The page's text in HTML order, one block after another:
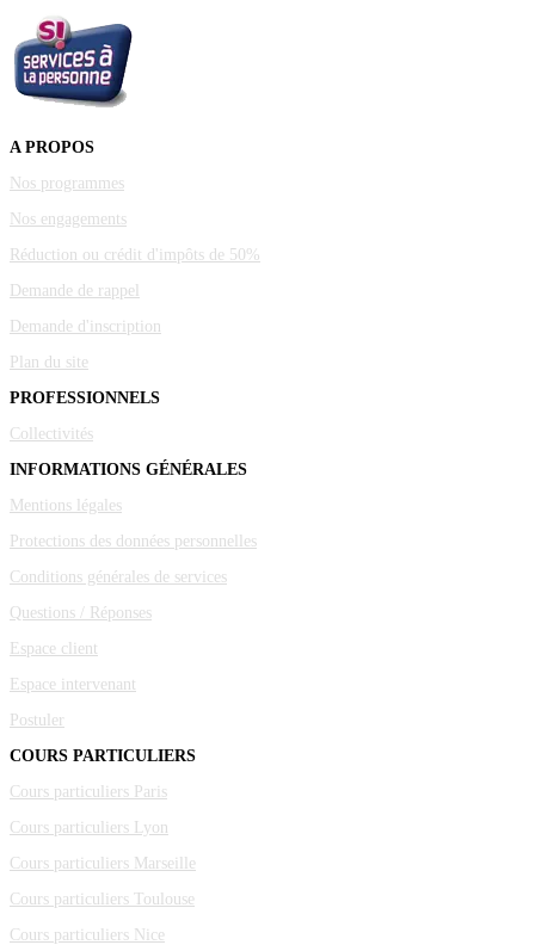
A PROPOS
Nos programmes
Nos engagements
Réduction ou crédit d'impôts de 50%
Demande de rappel
Demande d'inscription
Plan du site
PROFESSIONNELS
Collectivités
INFORMATIONS GÉNÉRALES
Mentions légales
Protections des données personnelles
Conditions générales de services
Questions / Réponses
Espace client
Espace intervenant
Postuler
COURS PARTICULIERS
Cours particuliers Paris
Cours particuliers Lyon
Cours particuliers Marseille
Cours particuliers Toulouse
Cours particuliers Nice